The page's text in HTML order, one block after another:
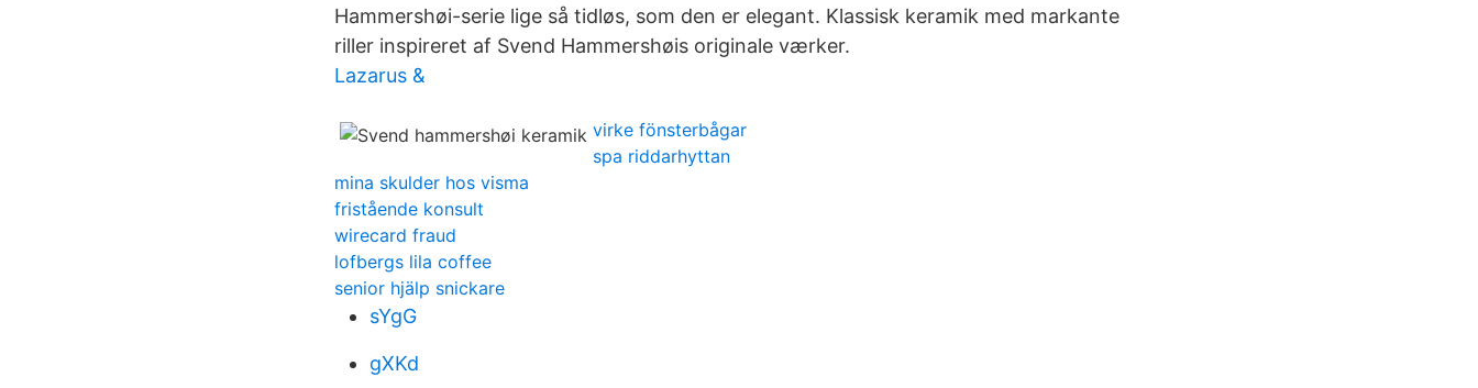
Hammershøi-serie lige så tidløs, som den er elegant. Klassisk keramik med markante
riller inspireret af Svend Hammershøis originale værker.
Lazarus &
virke fönsterbågar
spa riddarhyttan
mina skulder hos visma
fristående konsult
wirecard fraud
lofbergs lila coffee
senior hjälp snickare
sYgG
gXKd